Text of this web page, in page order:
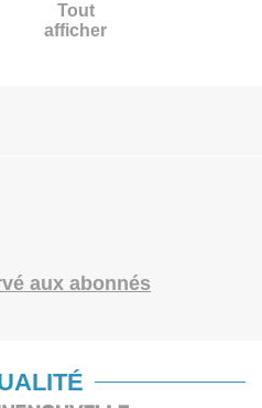
Tout
afficher
aux abonnés